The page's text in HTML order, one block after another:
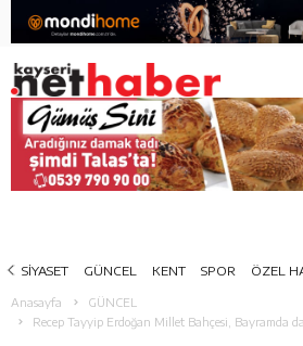
SİYASET GÜNCEL KENT SPOR ÖZEL
Anasayfa
GÜNCEL
Recep Tayyip Erdoğan Millet Bahçesi, Bayramda